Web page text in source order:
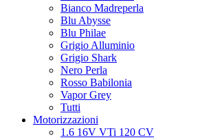
Bianco Madreperla
Blu Abysse
Blu Philae
Grigio Alluminio
Grigio Shark
Nero Perla
Rosso Babilonia
Vapor Grey
Tutti
Motorizzazioni
1.6 16V VTi 120 CV